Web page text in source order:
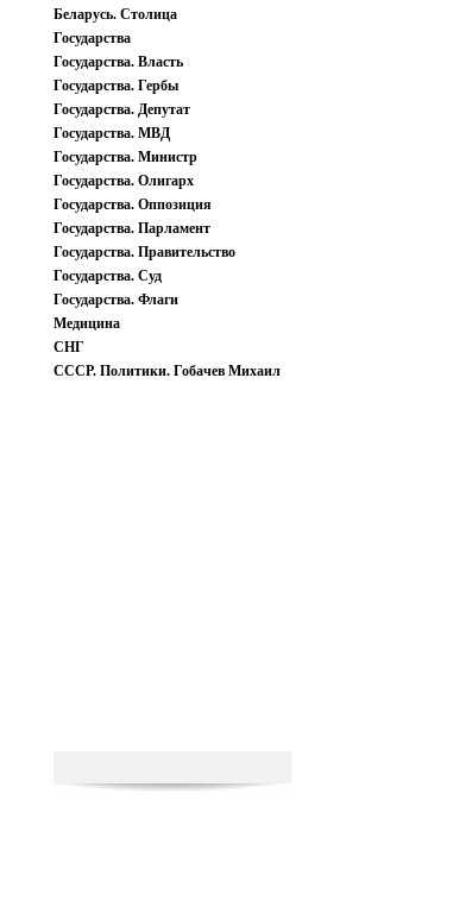
Беларусь. Столица
Государства
Государства. Власть
Государства. Гербы
Государства. Депутат
Государства. МВД
Государства. Министр
Государства. Олигарх
Государства. Оппозиция
Государства. Парламент
Государства. Правительство
Государства. Суд
Государства. Флаги
Медицина
СНГ
СССР. Политики. Гобачев Михаил